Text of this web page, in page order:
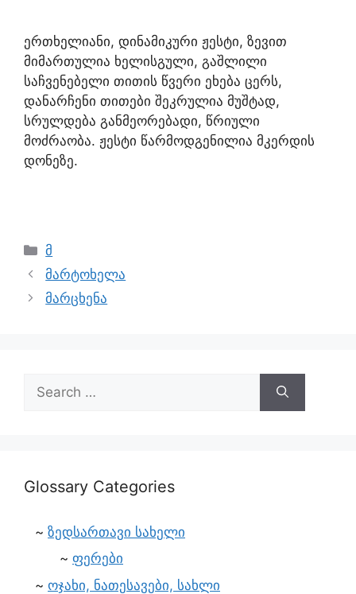
ერთხელიანი, დინამიკური ჟესტი, ზევით
მიმართულია ხელისგული, გაშლილი
საჩვენებელი თითის წვერი ეხება ცერს,
დანარჩენი თითები შეკრულია მუშტად,
სრულდება განმეორებადი, წრიული
მოძრაობა. ჟესტი წარმოდგენილია მკერდის
დონეზე.
მ
მარტოხელა
მარცხენა
Glossary Categories
ზედსართავი სახელი
ფერები
ოჯახი, ნათესავები, სახლი